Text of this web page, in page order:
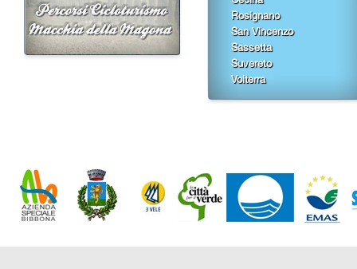
Rosignano
San Vincenzo
Sassetta
Suvereto
Volterra